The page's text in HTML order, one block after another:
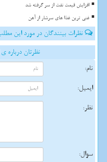
افزایش قیمت نفت از سر گرفته شد
غنی ترین غذا های سرشار از آهن
نظرات بینندگان در مورد این
نظرتان
نام:
ایمیل:
نظر:
سوال: